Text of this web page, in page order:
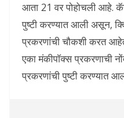
आता 21 वर पोहोचली आहे.
पुष्टी करण्यात आली असून,
प्रकरणांची चौकशी करत
एका मंकीपॉक्स प्रकरणाची
प्रकरणांची पुष्टी करण्यात